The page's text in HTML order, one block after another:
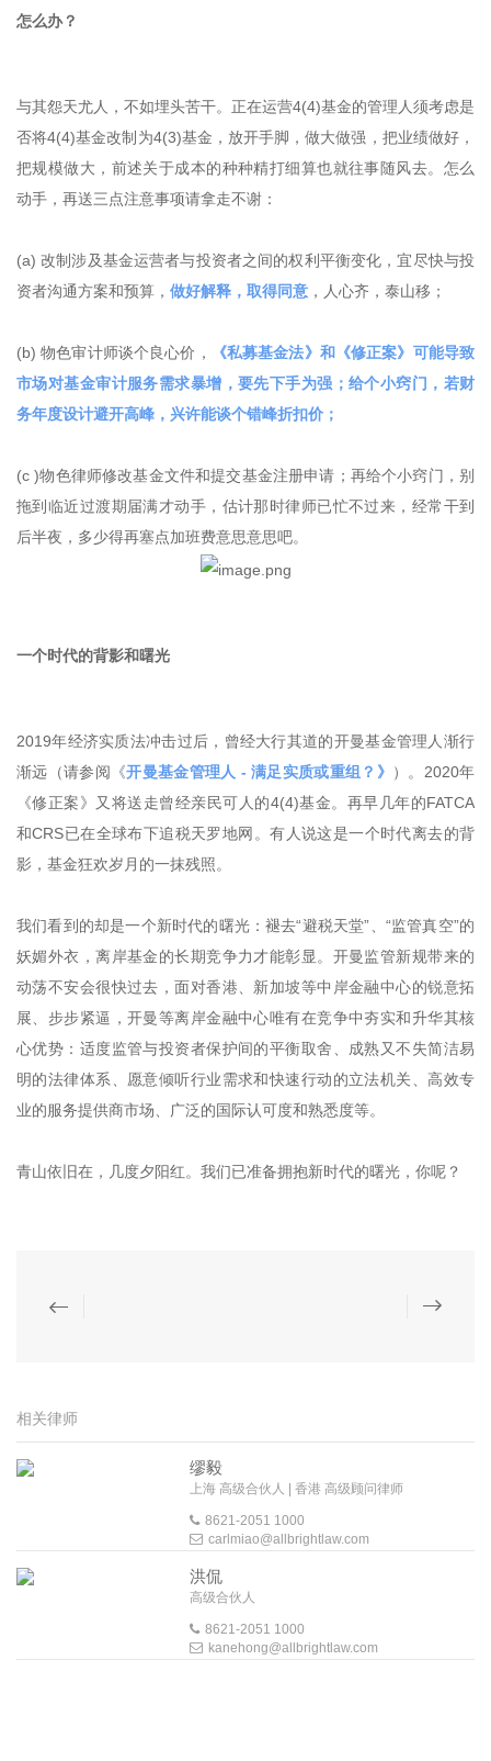
怎么办？
与其怨天尤人，不如埋头苦干。正在运营4(4)基金的管理人须考虑是
否将4(4)基金改制为4(3)基金，放开手脚，做大做强，把业绩做好，
把规模做大，前述关于成本的种种精打细算也就往事随风去。怎么
动手，再送三点注意事项请拿走不谢：
(a) 改制涉及基金运营者与投资者之间的权利平衡变化，宜尽快与投
资者沟通方案和预算， 做好解释，取得同意 ，人心齐，泰山移；
(b) 物色审计师谈个良心价，
《私募基金法》和《修正案》可能导致
市场对基金审计服务需求暴增，要先下手为强；给个小窍门，若财
务年度设计避开高峰，兴许能谈个错峰折扣价；
(c )物色律师修改基金文件和提交基金注册申请；再给个小窍门，别
拖到临近过渡期届满才动手，估计那时律师已忙不过来，经常干到
后半夜，多少得再塞点加班费意思意思吧。
一个时代的背影和曙光
2019年经济实质法冲击过后，曾经大行其道的开曼基金管理人渐行
渐远（请参阅 《开曼基金管理人 - 满足实质或重组？ 》 ）。2020年
《修正案》又将送走曾经亲民可人的4(4)基金。再早几年的FATCA
和CRS已在全球布下追税天罗地网。有人说这是一个时代离去的背
影，基金狂欢岁月的一抹残照。
我们看到的却是一个新时代的曙光：褪去“避税天堂”、“监管真空”的
妖媚外衣，离岸基金的长期竞争力才能彰显。开曼监管新规带来的
动荡不安会很快过去，面对香港、新加坡等中岸金融中心的锐意拓
展、步步紧逼，开曼等离岸金融中心唯有在竞争中夯实和升华其核
心优势：适度监管与投资者保护间的平衡取舍、成熟又不失简洁易
明的法律体系、愿意倾听行业需求和快速行动的立法机关、高效专
业的服务提供商市场、广泛的国际认可度和熟悉度等。
青山依旧在，几度夕阳红。我们已准备拥抱新时代的曙光，你呢？
相关律师
缪毅
上海 高级合伙人 | 香港 高级顾问律师
8621-2051 1000
carlmiao@allbrightlaw.com
洪侃
高级合伙人
8621-2051 1000
kanehong@allbrightlaw.com